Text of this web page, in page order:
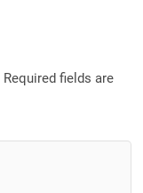
Required fields are